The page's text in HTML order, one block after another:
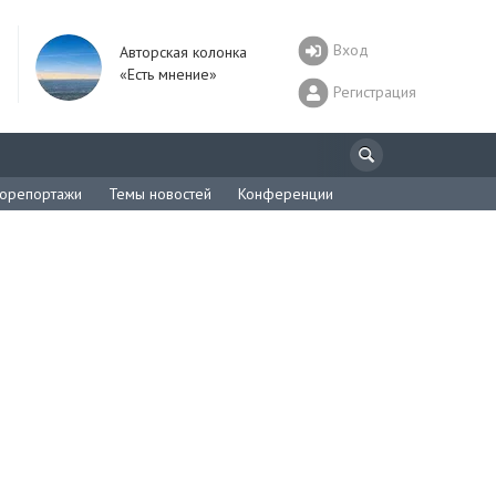
Авторская колонка
«Есть мнение»
Вход
Регистрация
Темы новостей Конференции